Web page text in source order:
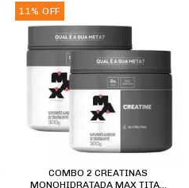
11% OFF
COMBO 2 CREATINAS
MONOHIDRATADA MAX TITA...